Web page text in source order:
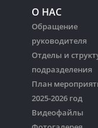
О НАС
Обращение
руководителя
Отделы и
подразделения
План
2025-2026 год
Видеофайлы